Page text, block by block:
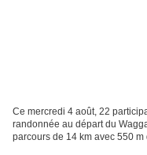
Ce mercredi 4 août, 22
randonnée au départ du
parcours de 14 km avec 550